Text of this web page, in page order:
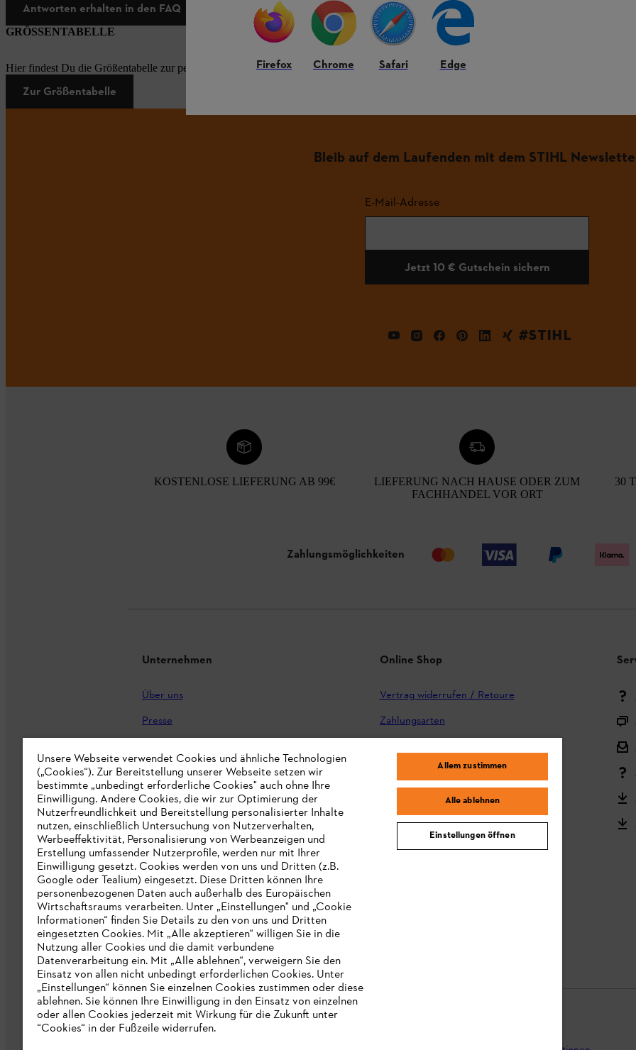
Antworten erhalten in den FAQ
GRÖSSENTABELLE
Hier findest Du die Größentabelle zur persönlichen Schutzausrüstung.
Zur Größentabelle
Bleib auf dem Laufenden mit dem STIHL
E-Mail-Adresse
Jetzt 10 € Gutschein sichern
#STIHL
KOSTENLOSE LIEFERUNG AB 99€
LIEFERUNG NACH HAUSE ODER ZUM
FACHHANDEL VOR ORT
30
Zahlungsmöglichkeiten
Unternehmen
Über uns
Presse
STIHL Markenshop
Nachhaltigkeit
STIHL Hinweisgebersystem
Informationen für Lieferunternehmen
Erklärung zur Barrierefreiheit
Produktpiraterie
Fakten zu STIHL
Online Shop
Vertrag widerrufen / Retoure
Zahlungsarten
Reklamation und Garantie
STIHL Kooperationsprogramm
STIHL Bedienungsanleitungen
MY STIHL
Firefox Chrome Safari Edge
Unsere Webseite verwendet Cookies und ähnliche Technologien
(„Cookies“). Zur Bereitstellung unserer Webseite setzen wir
bestimmte „unbedingt erforderliche Cookies" auch ohne Ihre
Einwilligung. Andere Cookies, die wir zur Optimierung der
Nutzerfreundlichkeit und Bereitstellung personalisierter Inhalte
nutzen, einschließlich Untersuchung von Nutzerverhalten,
Werbeeffektivität, Personalisierung von Werbeanzeigen und
Erstellung umfassender Nutzerprofile, werden nur mit Ihrer
Einwilligung gesetzt. Cookies werden von uns und Dritten (z.B.
Google oder Tealium) eingesetzt. Diese Dritten können Ihre
personenbezogenen Daten auch außerhalb des Europäischen
Wirtschaftsraums verarbeiten. Unter „Einstellungen" und „Cookie
Informationen“ finden Sie Details zu den von uns und Dritten
eingesetzten Cookies. Mit „Alle akzeptieren“ willigen Sie in die
Nutzung aller Cookies und die damit verbundene
Datenverarbeitung ein. Mit „Alle ablehnen“, verweigern Sie den
Einsatz von allen nicht unbedingt erforderlichen Cookies. Unter
„Einstellungen“ können Sie einzelnen Cookies zustimmen oder diese
ablehnen. Sie können Ihre Einwilligung in den Einsatz von einzelnen
oder allen Cookies jederzeit mit Wirkung für die Zukunft unter
“Cookies“ in der Fußzeile widerrufen.
Allem zustimmen
Alle ablehnen
Einstellungen öffnen